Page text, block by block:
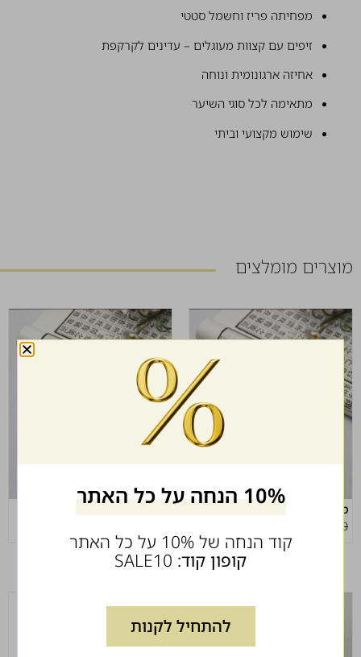
מפחיתה פריז וחשמל סטטי
זיפים עם קצוות מעוגלים – עדינים לקרקפת
אחיזה ארגונומית ונוחה
מתאימה לכל סוגי השיער
שימוש מקצועי וביתי
מוצרים מומלצים
מסרק עץ מעוצב
29.00
10% הנחה על כל האתר
קוד הנחה של 10% על כל האתר
קופון קוד:
להתחיל לקנות